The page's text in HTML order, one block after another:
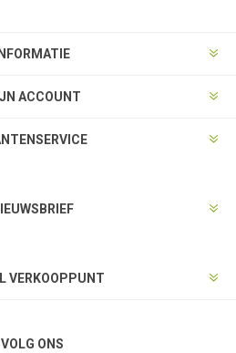
INFORMATIE
ACCOUNT
VERKOOPPUNT
VOLG ONS